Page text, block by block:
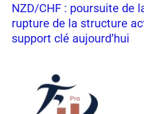
NZD/CHF : poursuite de
rupture de la structure
support clé aujourd’hui